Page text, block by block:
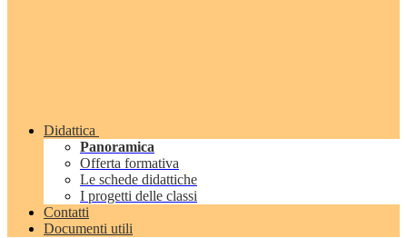
Didattica
Panoramica
Offerta formativa
Le schede didattiche
I progetti delle classi
Contatti
Documenti utili